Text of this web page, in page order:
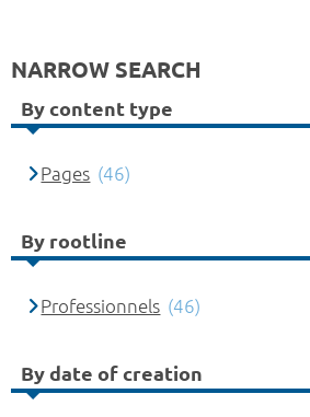
NARROW SEARCH
By content type
Pages (46)
By rootline
Professionnels (46)
By date of creation